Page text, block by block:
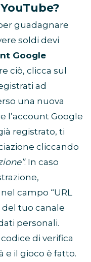
guadagnare
soldi devi
Google
ciò, clicca sul
ad
una nuova
l’account Google
registrato, ti
cliccando
. In caso
campo “URL
tuo canale
personali.
di verifica
e il gioco è fatto.